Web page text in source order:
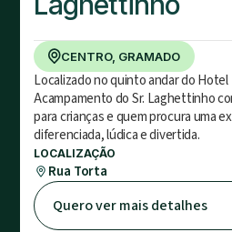
CENTRO, GRAMADO
Localizado no quinto andar do
Acampamento do Sr. Laghettinho
para crianças e quem procura uma
diferenciada, lúdica e divertida.
LOCALIZAÇÃO
Rua Torta
Quero ver mais detalhes